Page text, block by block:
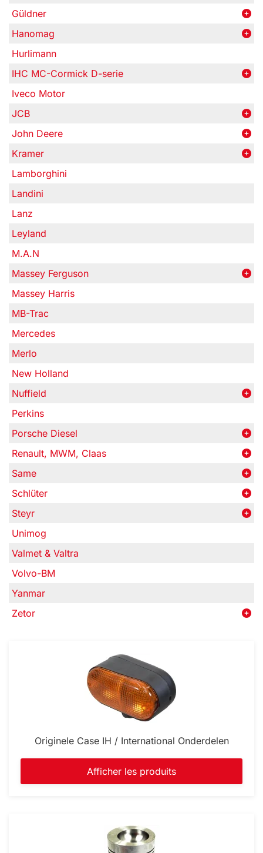
Güldner
Hanomag
Hurlimann
IHC MC-Cormick D-serie
Iveco Motor
JCB
John Deere
Kramer
Lamborghini
Landini
Lanz
Leyland
M.A.N
Massey Ferguson
Massey Harris
MB-Trac
Mercedes
Merlo
New Holland
Nuffield
Perkins
Porsche Diesel
Renault, MWM, Claas
Same
Schlüter
Steyr
Unimog
Valmet & Valtra
Volvo-BM
Yanmar
Zetor
Originele Case IH / International Onderdelen
Afficher les produits